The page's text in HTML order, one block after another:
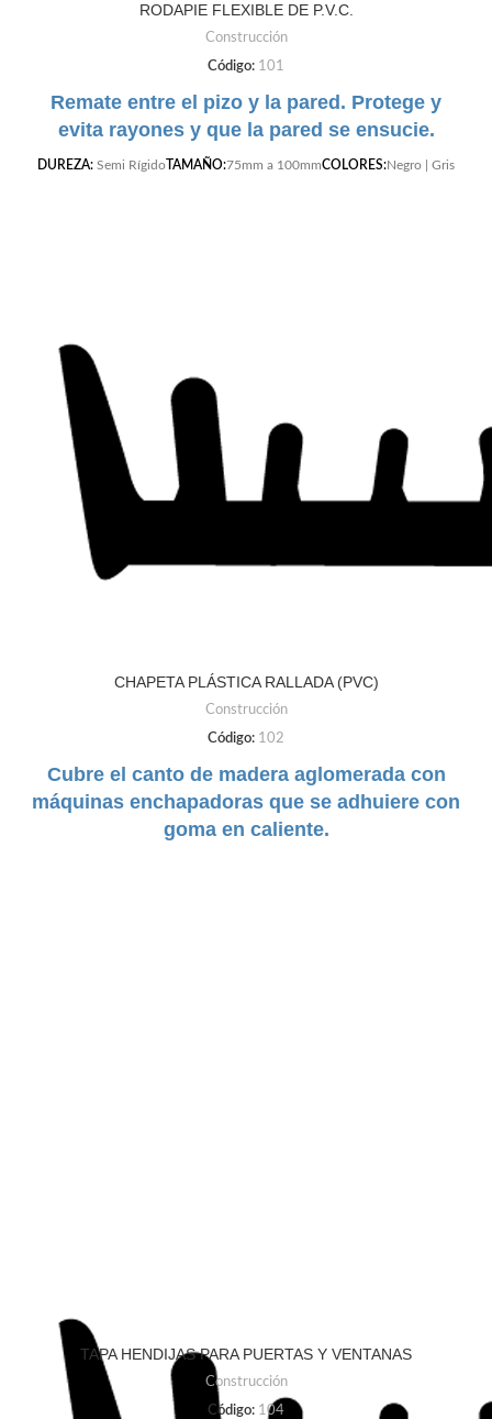
RODAPIE FLEXIBLE DE P.V.C.
Construcción
Código: 101
Remate entre el pizo y la pared. Protege y
evita rayones y que la pared se ensucie.
DUREZA: Semi RígidoTAMAÑO:75mm a 100mmCOLORES:Negro | Gris
CHAPETA PLÁSTICA RALLADA (PVC)
Construcción
Código: 102
Cubre el canto de madera aglomerada con
máquinas enchapadoras que se adhuiere con
goma en caliente.
TAPA HENDIJAS PARA PUERTAS Y VENTANAS
Construcción
Código: 104